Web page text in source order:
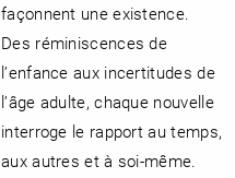
façonnent une existence.
Des réminiscences de
l’enfance aux incertitudes de
l’âge adulte, chaque nouvelle
interroge le rapport au temps,
aux autres et à soi-même.